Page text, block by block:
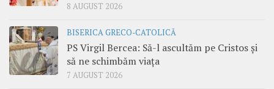
8 AUGUST 2026
BISERICA GRECO-CATOLICĂ
PS Virgil Bercea: Să-l ascultăm pe Cristos și
să ne schimbăm viața
7 AUGUST 2026